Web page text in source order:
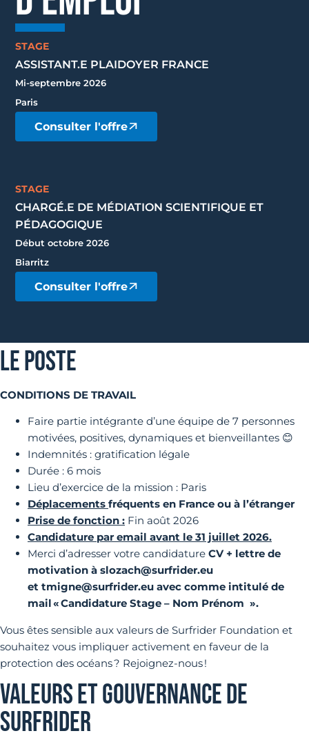
STAGE
ASSISTANT.E PLAIDOYER FRANCE
Mi-septembre 2026
Paris
Consulter l'offre
STAGE
CHARGÉ.E DE MÉDIATION SCIENTIFIQUE ET
PÉDAGOGIQUE
Début octobre 2026
Biarritz
Consulter l'offre
LE POSTE
CONDITIONS DE TRAVAIL
Faire partie intégrante d’une équipe de 7 personnes
motivées, positives, dynamiques et bienveillantes 😊
Indemnités : gratification légale
Durée : 6 mois
Lieu d’exercice de la mission : Paris
Déplacements fréquents en France ou à l’étranger
Prise de fonction : Fin août 2026
Candidature par email avant le 31 juillet 2026.
Merci d’adresser votre candidature CV + lettre de
motivation à slozach@surfrider.eu
et tmigne@surfrider.eu avec comme intitulé de
mail « Candidature Stage – Nom Prénom ».
Vous êtes sensible aux valeurs de Surfrider Foundation et
souhaitez vous impliquer activement en faveur de la
protection des océans ? Rejoignez-nous !
VALEURS ET GOUVERNANCE DE
SURFRIDER